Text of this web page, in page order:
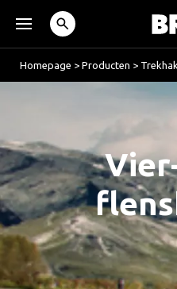
Homepage > Producten >